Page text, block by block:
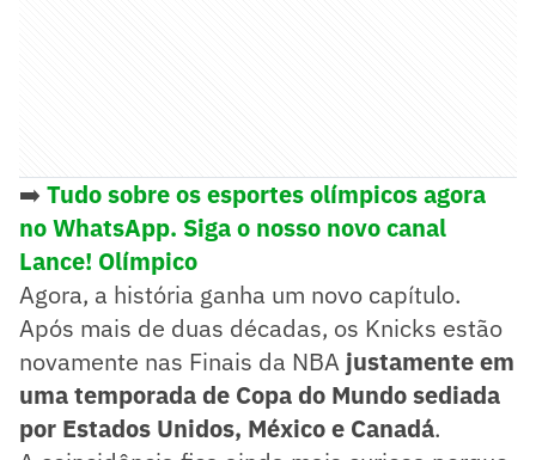
➡️ Tudo sobre os esportes olímpicos agora
no WhatsApp. Siga o nosso novo canal
Lance! Olímpico
Agora, a história ganha um novo capítulo.
Após mais de duas décadas, os Knicks estão
novamente nas Finais da NBA justamente em
uma temporada de Copa do Mundo sediada
por Estados Unidos, México e Canadá.